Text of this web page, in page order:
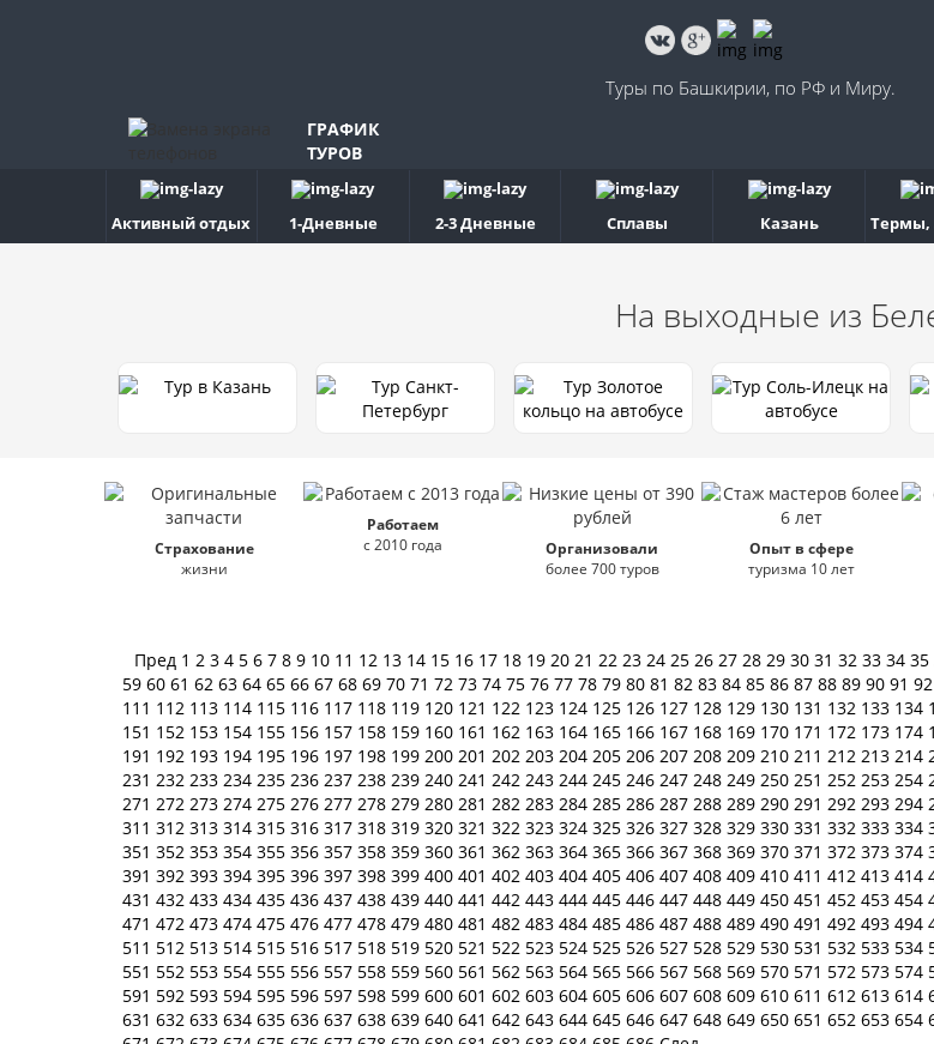
Туры по Башкирии, по РФ и Миру.
ГРАФИК
ТУРОВ
Активный отдых 1-Дневные 2-3 Дневные Сплавы Казань Термы,
На выходные из
Страхование
жизни
Работаем
с 2010 года
Организовали
более 700 туров
Опыт в сфере
туризма 10 лет
Пред 1 2 3 4 5 6 7 8 9 10 11 12 13 14 15 16 17 18 19 20 21 22 23 24 25 26 27 28 29 30 31 32 33 34 35
59 60 61 62 63 64 65 66 67 68 69 70 71 72 73 74 75 76 77 78 79 80 81 82 83 84 85 86 87 88 89 90 91 92
111 112 113 114 115 116 117 118 119 120 121 122 123 124 125 126 127 128 129 130 131 132 133 134
151 152 153 154 155 156 157 158 159 160 161 162 163 164 165 166 167 168 169 170 171 172 173 174
191 192 193 194 195 196 197 198 199 200 201 202 203 204 205 206 207 208 209 210 211 212 213 214
231 232 233 234 235 236 237 238 239 240 241 242 243 244 245 246 247 248 249 250 251 252 253 254
271 272 273 274 275 276 277 278 279 280 281 282 283 284 285 286 287 288 289 290 291 292 293 294
311 312 313 314 315 316 317 318 319 320 321 322 323 324 325 326 327 328 329 330 331 332 333 334
351 352 353 354 355 356 357 358 359 360 361 362 363 364 365 366 367 368 369 370 371 372 373 374
391 392 393 394 395 396 397 398 399 400 401 402 403 404 405 406 407 408 409 410 411 412 413 414
431 432 433 434 435 436 437 438 439 440 441 442 443 444 445 446 447 448 449 450 451 452 453 454
471 472 473 474 475 476 477 478 479 480 481 482 483 484 485 486 487 488 489 490 491 492 493 494
511 512 513 514 515 516 517 518 519 520 521 522 523 524 525 526 527 528 529 530 531 532 533 534
551 552 553 554 555 556 557 558 559 560 561 562 563 564 565 566 567 568 569 570 571 572 573 574
591 592 593 594 595 596 597 598 599 600 601 602 603 604 605 606 607 608 609 610 611 612 613 614
631 632 633 634 635 636 637 638 639 640 641 642 643 644 645 646 647 648 649 650 651 652 653 654